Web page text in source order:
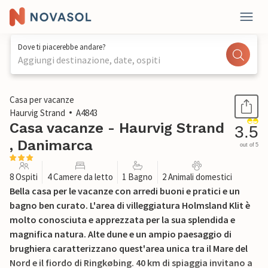
Dove ti piacerebbe andare?
Aggiungi destinazione, date, ospiti
1 / 29
Casa per vacanze
Haurvig Strand
A4843
Casa vacanze - Haurvig Strand
, Danimarca
3.5
out of 5
8 Ospiti 4 Camere da letto 1 Bagno 2 Animali domestici
Bella casa per le vacanze con arredi buoni e pratici e un
bagno ben curato. L'area di villeggiatura Holmsland Klit è
molto conosciuta e apprezzata per la sua splendida e
magnifica natura. Alte dune e un ampio paesaggio di
brughiera caratterizzano quest'area unica tra il Mare del
Nord e il fiordo di Ringkøbing. 40 km di spiaggia invitano a